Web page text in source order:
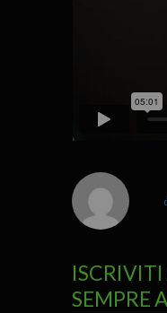
SEMPRE